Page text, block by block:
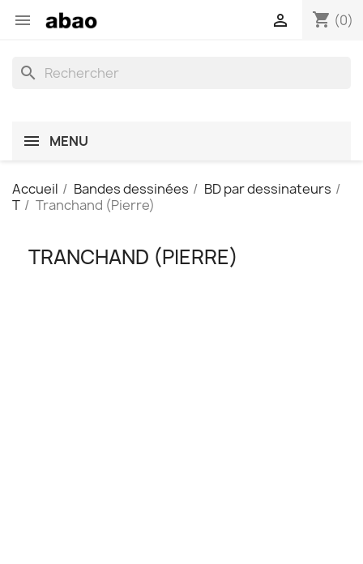
 shopping_cart (0)

search
MENU
Accueil Bandes dessinées
BD par dessinateurs
T
Tranchand (Pierre)
TRANCHAND (PIERRE)